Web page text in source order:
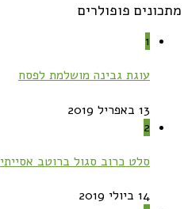
מתכונים פופולרים
1
עוגת גבינה מושלמת לפסח
13 באפריל 2019
2
סלט כרוב סגול ברוטב אסייתי
14 ביולי 2019